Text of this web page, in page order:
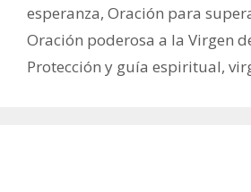
esperanza, Oración para
Oración poderosa a la Virgen
Protección y guía espiritual,